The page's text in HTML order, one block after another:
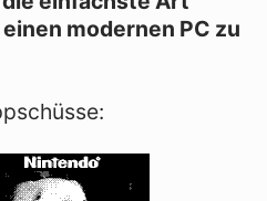
modernen PC zu